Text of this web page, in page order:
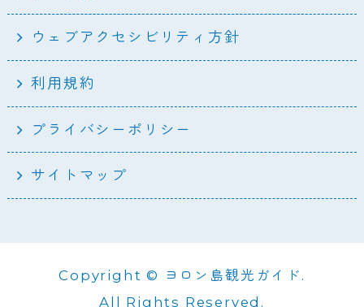
ウェブアクセシビリティ方針
利用規約
プライバシーポリシー
サイトマップ
Copyright © ヨロン島観光ガイド.
All Rights Reserved.